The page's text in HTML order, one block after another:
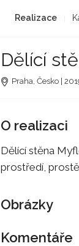
Realizace
Dělící
Praha, Česko |
O realizaci
Dělící stěna
prostředí,
Obrázky
Komentáře